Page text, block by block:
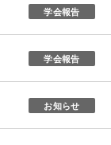
学会報告
学会報告
お知らせ